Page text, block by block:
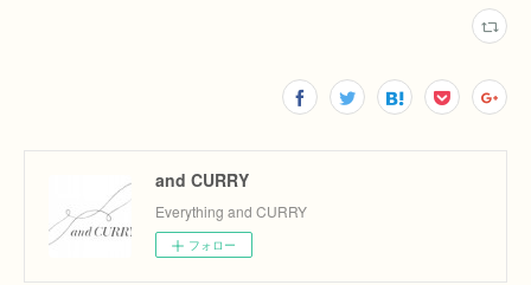
and CURRY
Everything and CURRY
フォロー